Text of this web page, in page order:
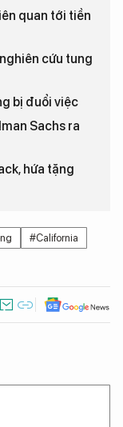
quan tới tiền
cứu tung
bị đuổi việc
Sachs ra
hứa tặng
#California